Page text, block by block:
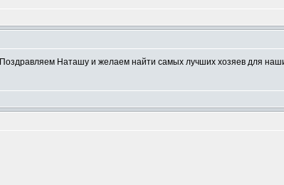
Поздравляем Наташу и желаем найти самых лучших хозяев для